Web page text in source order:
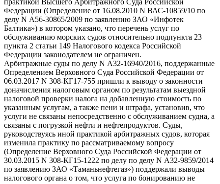
Федерации (Определение от 16.08.2010 N ВАС-10859/10 по
делу N А56-30865/2009 по заявлению ЗАО «Инфотек
Балтика») в котором указано, что перечень услуг по
обслуживанию морских судов относительно подпункта 23
пункта 2 статьи 149 Налогового кодекса Российской
Федерации законодателем не ограничен.
Арбитражные суды по делу N А32-16940/2016, поддержанные
Определением Верховного Суда Российской Федерации от
06.03.2017 N 308-КГ17-755 пришли к выводу о законности
доначисления налоговым органом по результатам выездной
налоговой проверки налога на добавленную стоимость по
указанным услугам, а также пени и штрафа, установив, что
услуги не связаны непосредственно с обслуживанием судна, а
связаны с погрузкой нефти и нефтепродуктов. Суды,
руководствуясь иной практикой арбитражных судов, которая
изменила практику по рассматриваемому вопросу
(Определение Верховного Суда Российской Федерации от
30.03.2015 N 308-КГ15-1222 по делу по делу N А32-9859/2014
по заявлению ЗАО «Таманьнефтегаз») поддержали выводы
налогового органа о том, что услуга по бонированию не